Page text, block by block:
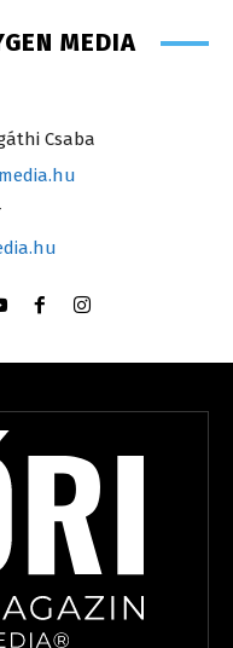
MEDIA
Csaba